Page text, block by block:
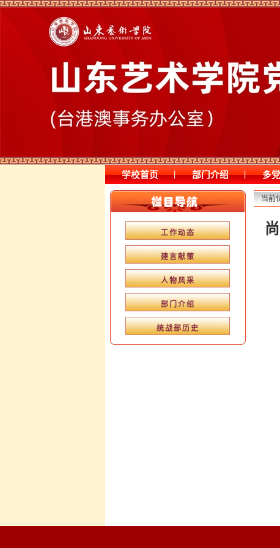
学校首页 | 部门介绍 | 多
工作动态
建言献策
人物风采
部门介绍
统战部历史
当前